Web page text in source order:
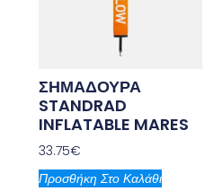
ΣΗΜΑΔΟΥΡΑ
STANDRAD
INFLATABLE MARES
33.75€
Προσθήκη Στο Καλάθι